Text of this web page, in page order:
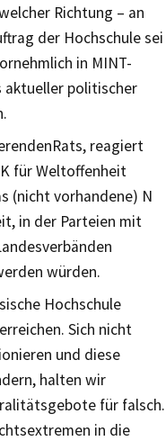
Richtung – an
der Hochschule sei
in MINT-
aktueller politischer
reagiert
für Weltoffenheit
(nicht vorhandene) N
in der Parteien mit
würden.
Hochschule
Sich nicht
und diese
halten wir
für falsch.
in die